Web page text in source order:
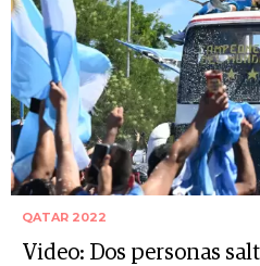
QATAR 2022
Video: Dos personas